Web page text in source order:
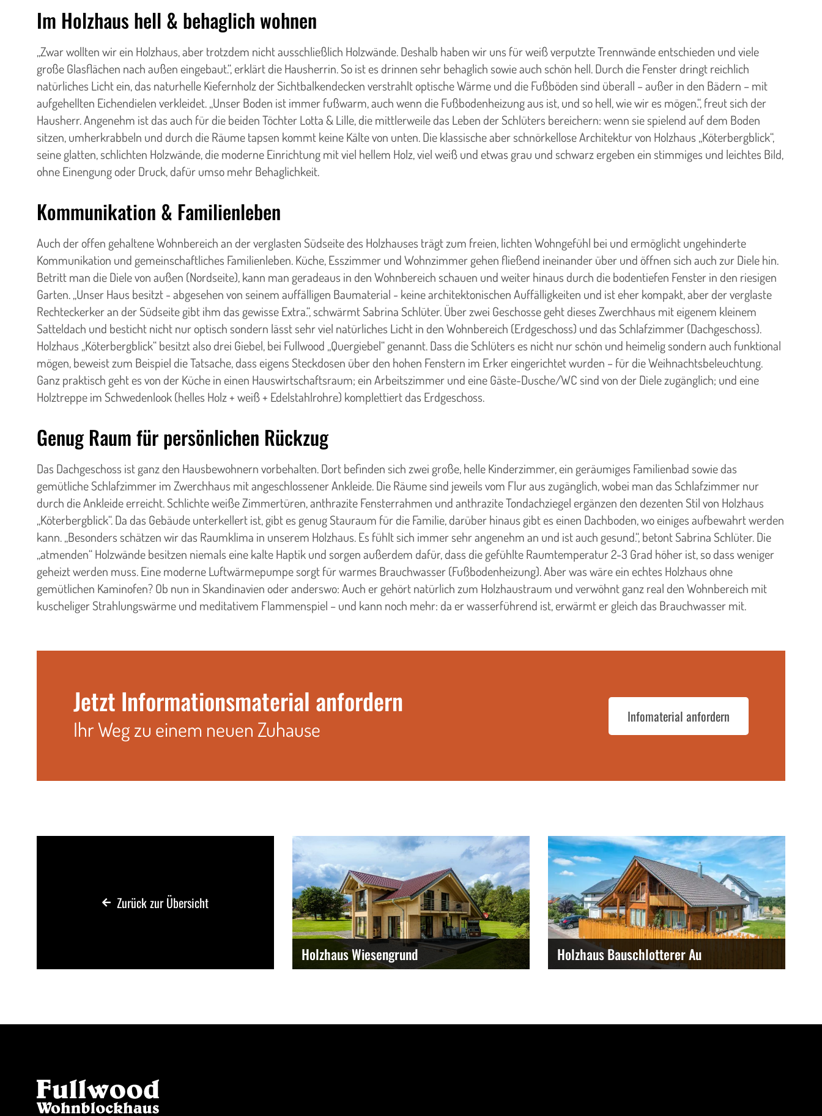
Im Holzhaus hell & behaglich wohnen
„Zwar wollten wir ein Holzhaus, aber trotzdem nicht ausschließlich Holzwände. Deshalb haben wir uns für weiß verputzte Trennwände entschieden und viele
große Glasflächen nach außen eingebaut.“, erklärt die Hausherrin. So ist es drinnen sehr behaglich sowie auch schön hell. Durch die Fenster dringt reichlich
natürliches Licht ein, das naturhelle Kiefernholz der Sichtbalkendecken verstrahlt optische Wärme und die Fußböden sind überall – außer in den Bädern – mit
aufgehellten Eichendielen verkleidet. „Unser Boden ist immer fußwarm, auch wenn die Fußbodenheizung aus ist, und so hell, wie wir es mögen.“, freut sich der
Hausherr. Angenehm ist das auch für die beiden Töchter Lotta & Lille, die mittlerweile das Leben der Schlüters bereichern: wenn sie spielend auf dem Boden
sitzen, umherkrabbeln und durch die Räume tapsen kommt keine Kälte von unten. Die klassische aber schnörkellose Architektur von Holzhaus „Köterbergblick“,
seine glatten, schlichten Holzwände, die moderne Einrichtung mit viel hellem Holz, viel weiß und etwas grau und schwarz ergeben ein stimmiges und leichtes Bild,
ohne Einengung oder Druck, dafür umso mehr Behaglichkeit.
Kommunikation & Familienleben
Auch der offen gehaltene Wohnbereich an der verglasten Südseite des Holzhauses trägt zum freien, lichten Wohngefühl bei und ermöglicht ungehinderte
Kommunikation und gemeinschaftliches Familienleben. Küche, Esszimmer und Wohnzimmer gehen fließend ineinander über und öffnen sich auch zur Diele hin.
Betritt man die Diele von außen (Nordseite), kann man geradeaus in den Wohnbereich schauen und weiter hinaus durch die bodentiefen Fenster in den riesigen
Garten. „Unser Haus besitzt - abgesehen von seinem auffälligen Baumaterial - keine architektonischen Auffälligkeiten und ist eher kompakt, aber der verglaste
Rechteckerker an der Südseite gibt ihm das gewisse Extra.“, schwärmt Sabrina Schlüter. Über zwei Geschosse geht dieses Zwerchhaus mit eigenem kleinem
Satteldach und besticht nicht nur optisch sondern lässt sehr viel natürliches Licht in den Wohnbereich (Erdgeschoss) und das Schlafzimmer (Dachgeschoss).
Holzhaus „Köterbergblick“ besitzt also drei Giebel, bei Fullwood „Quergiebel“ genannt. Dass die Schlüters es nicht nur schön und heimelig sondern auch funktional
mögen, beweist zum Beispiel die Tatsache, dass eigens Steckdosen über den hohen Fenstern im Erker eingerichtet wurden – für die Weihnachtsbeleuchtung.
Ganz praktisch geht es von der Küche in einen Hauswirtschaftsraum; ein Arbeitszimmer und eine Gäste-Dusche/WC sind von der Diele zugänglich; und eine
Holztreppe im Schwedenlook (helles Holz + weiß + Edelstahlrohre) komplettiert das Erdgeschoss.
Genug Raum für persönlichen Rückzug
Das Dachgeschoss ist ganz den Hausbewohnern vorbehalten. Dort befinden sich zwei große, helle Kinderzimmer, ein geräumiges Familienbad sowie das
gemütliche Schlafzimmer im Zwerchhaus mit angeschlossener Ankleide. Die Räume sind jeweils vom Flur aus zugänglich, wobei man das Schlafzimmer nur
durch die Ankleide erreicht. Schlichte weiße Zimmertüren, anthrazite Fensterrahmen und anthrazite Tondachziegel ergänzen den dezenten Stil von Holzhaus
„Köterbergblick“. Da das Gebäude unterkellert ist, gibt es genug Stauraum für die Familie, darüber hinaus gibt es einen Dachboden, wo einiges aufbewahrt werden
kann. „Besonders schätzen wir das Raumklima in unserem Holzhaus. Es fühlt sich immer sehr angenehm an und ist auch gesund.“, betont Sabrina Schlüter. Die
„atmenden“ Holzwände besitzen niemals eine kalte Haptik und sorgen außerdem dafür, dass die gefühlte Raumtemperatur 2-3 Grad höher ist, so dass weniger
geheizt werden muss. Eine moderne Luftwärmepumpe sorgt für warmes Brauchwasser (Fußbodenheizung). Aber was wäre ein echtes Holzhaus ohne
gemütlichen Kaminofen? Ob nun in Skandinavien oder anderswo: Auch er gehört natürlich zum Holzhaustraum und verwöhnt ganz real den Wohnbereich mit
kuscheliger Strahlungswärme und meditativem Flammenspiel – und kann noch mehr: da er wasserführend ist, erwärmt er gleich das Brauchwasser mit.
Jetzt Informationsmaterial anfordern
Ihr Weg zu einem neuen Zuhause
Infomaterial anfordern
Zurück zur Übersicht
Holzhaus Wiesengrund Holzhaus Bauschlotterer Au